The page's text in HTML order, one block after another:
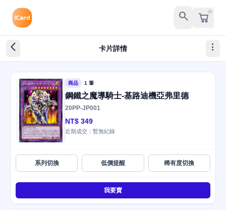
search
arrow_back_ios_new 卡片詳情 more_vert
商品 1 筆
鋼鐵之魔導騎士-基路迪機亞弗里德
20PP-JP001
NT$ 349
近期成交：暫無紀錄
系列切換 低價提醒 稀有度切換
我要賣